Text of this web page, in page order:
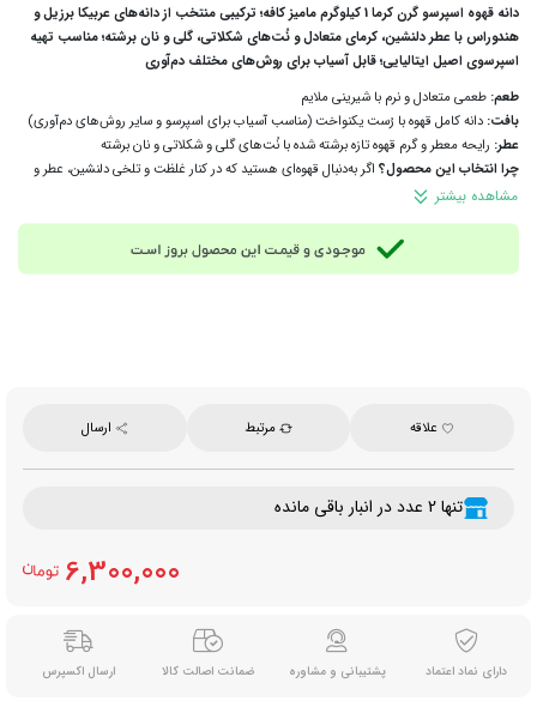
دانه قهوه اسپرسو گرن کرما 1 کیلوگرم مامیز کافه؛ ترکیبی منتخب از دانه‌های عربیکا برزیل و
هندوراس با عطر دلنشین، کرمای متعادل و نُت‌های شکلاتی، گلی و نان برشته؛ مناسب تهیه
اسپرسوی اصیل ایتالیایی؛ قابل آسیاب برای روش‌های مختلف دم‌آوری
طعم: طعمی متعادل و نرم با شیرینی ملایم
بافت: دانه کامل قهوه با رُست یکنواخت (مناسب آسیاب برای اسپرسو و سایر روش‌های دم‌آوری)
عطر: رایحه معطر و گرم قهوه تازه برشته‌ شده با نُت‌های گلی و شکلاتی و نان برشته
چرا انتخاب این محصول؟ اگر به‌دنبال قهوه‌ای هستید که در کنار غلظت و تلخی دلنشین، عطر و
طعم پیچیده و متعادلی هم داشته باشد، این محصول انتخابی ایده‌آل است. ترکیب عربیکای برزیل
ترکیب دانه‌های قهوه عربیکا برشته‌ شده از برزیل و هندوراس
زمان مصرف:
مناسب مصرف روزانه، صبح، هنگام کار، مطالعه و استراحت همراه با قهوه تازه دم
ایتالیا
مشاهده بیشتر
علاقه مرتبط ارسال
تنها 2 عدد در انبار باقی مانده
6,300,000
دارای نماد اعتماد پشتیبانی و مشاوره ضمانت اصالت کالا ارسال اکسپرس